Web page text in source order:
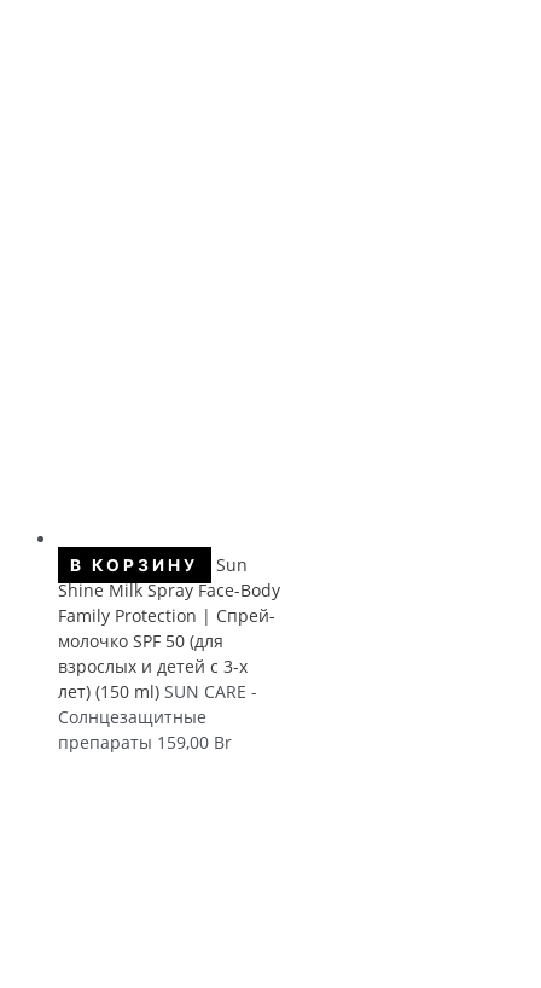
В КОРЗИНУ
Sun
Shine Milk Spray Face-Body
Family Protection | Спрей-
молочко SPF 50 (для
взрослых и детей с 3-х
лет) (150 ml) SUN CARE -
Солнцезащитные
препараты 159,00 Br